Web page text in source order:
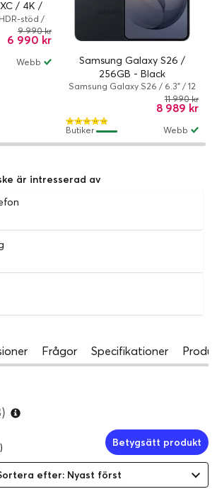
/ 4K /
TV
stöd /
6 990 kr
9 990 kr
Webb
Samsung Galaxy S26 /
256GB - Black
Samsung Galaxy S26 / 6.3" / 12
GB / 256 GB / Dual-SIM /
Android 16 / Svart8 989 kr
11 990 kr
Webb
Butiker
är intresserad av
Frågor Specifikationer
Betygsätt produkt
efter: Nyast först